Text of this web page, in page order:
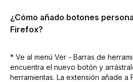
¿Cómo añado botones
Firefox?
* Ve al menú Ver - Barras de
encuentra el nuevo botón y
herramientas. La extensión añade